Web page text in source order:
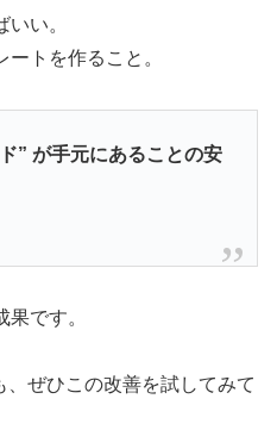
い。
トを作ること。
が手元にあることの安
です。
ぜひこの改善を試してみて